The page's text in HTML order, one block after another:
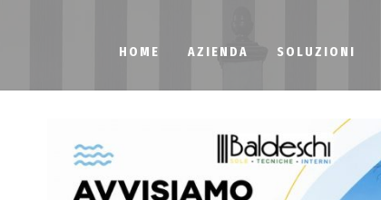
HOME AZIENDA SOLUZIONI